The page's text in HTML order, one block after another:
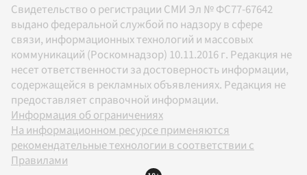
Свидетельство о регистрации СМИ Эл № ФС77-67642
выдано федеральной службой по надзору в сфере
связи, информационных технологий и массовых
коммуникаций (Роскомнадзор) 10.11.2016 г. Редакция не
несет ответственности за достоверность информации,
содержащейся в рекламных объявлениях. Редакция не
предоставляет справочной информации.
Информация об ограничениях
На информационном ресурсе применяются
рекомендательные технологии в соответствии с
Правилами